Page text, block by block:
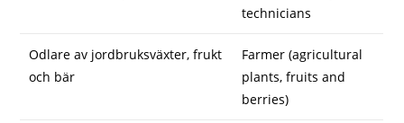
technicians
Odlare av jordbruksväxter, frukt
och bär
Farmer (agricultural
plants, fruits and
berries)